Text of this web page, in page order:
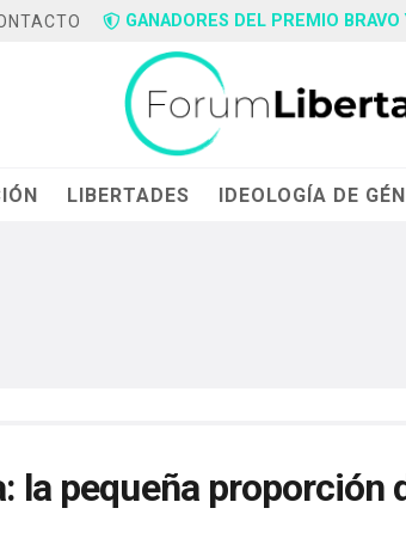
GANADORES DEL PREMIO BRAVO
LIBERTADES IDEOLOGÍA DE
la pequeña proporción